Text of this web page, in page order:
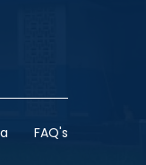
FAQ's